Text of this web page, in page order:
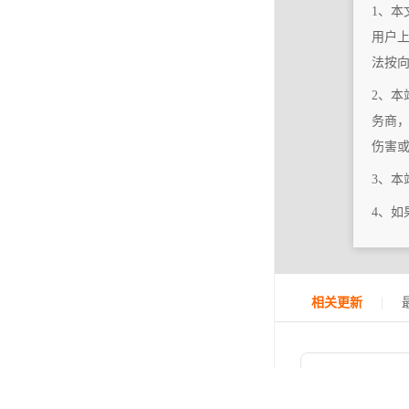
1、本
用户
法按
2、本
务商
伤害
3、本
4、如
相关更新